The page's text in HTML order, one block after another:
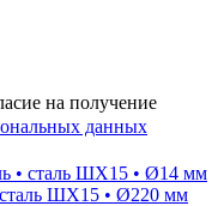
на получение
данных
• сталь ШХ15 • Ø14 мм
сталь ШХ15 • Ø220 мм